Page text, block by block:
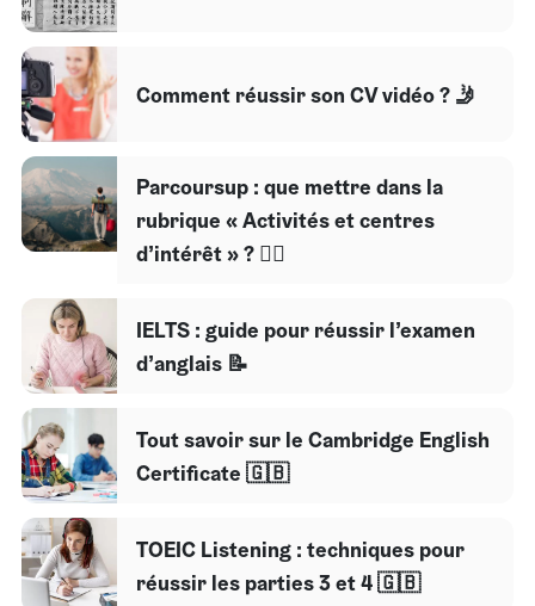
Comment réussir son CV vidéo ? 🤳
Parcoursup : que mettre dans la
rubrique « Activités et centres
d’intérêt » ? 🏃‍♂️
IELTS : guide pour réussir l’examen
d’anglais 📝
Tout savoir sur le Cambridge English
Certificate 🇬🇧
TOEIC Listening : techniques pour
réussir les parties 3 et 4 🇬🇧